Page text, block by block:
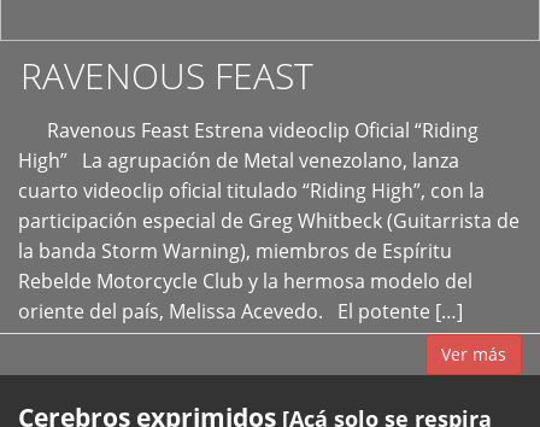
RAVENOUS FEAST
Ravenous Feast Estrena videoclip Oficial “Riding
High” La agrupación de Metal venezolano, lanza
cuarto videoclip oficial titulado “Riding High”, con la
participación especial de Greg Whitbeck (Guitarrista de
la banda Storm Warning), miembros de Espíritu
Rebelde Motorcycle Club y la hermosa modelo del
oriente del país, Melissa Acevedo. El potente […]
Ver más
Cerebros exprimidos [Acá solo se respira